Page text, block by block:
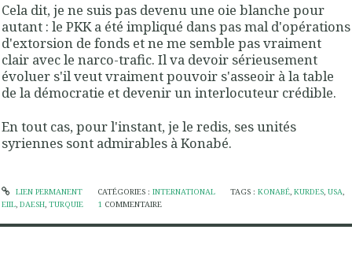
Cela dit, je ne suis pas devenu une oie blanche pour
autant : le PKK a été impliqué dans pas mal d'opérations
d'extorsion de fonds et ne me semble pas vraiment
clair avec le narco-trafic. Il va devoir sérieusement
évoluer s'il veut vraiment pouvoir s'asseoir à la table
de la démocratie et devenir un interlocuteur crédible.
En tout cas, pour l'instant, je le redis, ses unités
syriennes sont admirables à Konabé.
LIEN PERMANENT CATÉGORIES : INTERNATIONAL TAGS :KONABÉ ,KURDES ,USA
EIIL DAESH TURQUIE 1 COMMENTAIRE